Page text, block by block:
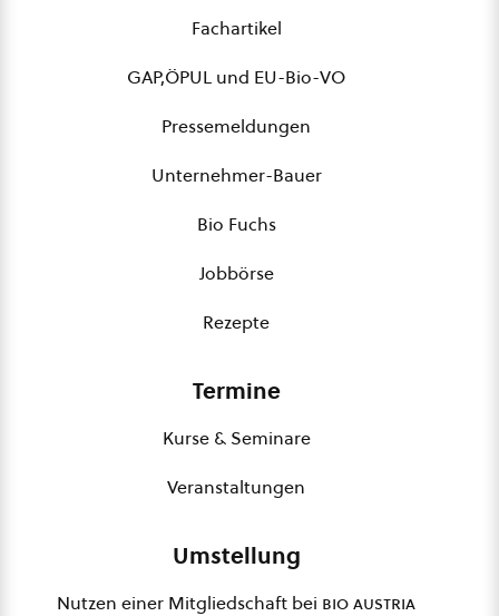
Fachartikel
GAP,ÖPUL und EU-Bio-VO
Pressemeldungen
Unternehmer-Bauer
Bio Fuchs
Jobbörse
Rezepte
Termine
Kurse & Seminare
Veranstaltungen
Umstellung
Nutzen einer Mitgliedschaft bei bio austria